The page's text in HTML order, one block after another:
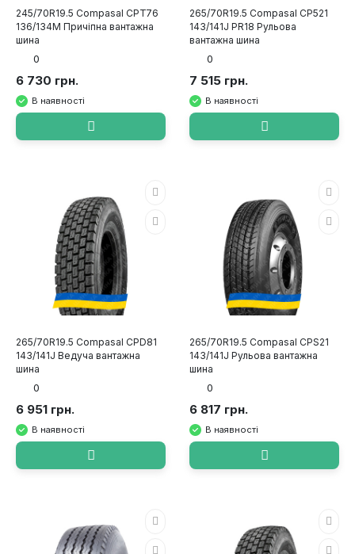
245/70R19.5 Compasal CPT76
136/134M Причіпна вантажна
шина
0
6 730 грн.
В наявності
265/70R19.5 Compasal CP521
143/141J PR18 Рульова
вантажна шина
0
7 515 грн.
В наявності
265/70R19.5 Compasal CPD81
143/141J Ведуча вантажна
шина
0
6 951 грн.
В наявності
265/70R19.5 Compasal CPS21
143/141J Рульова вантажна
шина
0
6 817 грн.
В наявності